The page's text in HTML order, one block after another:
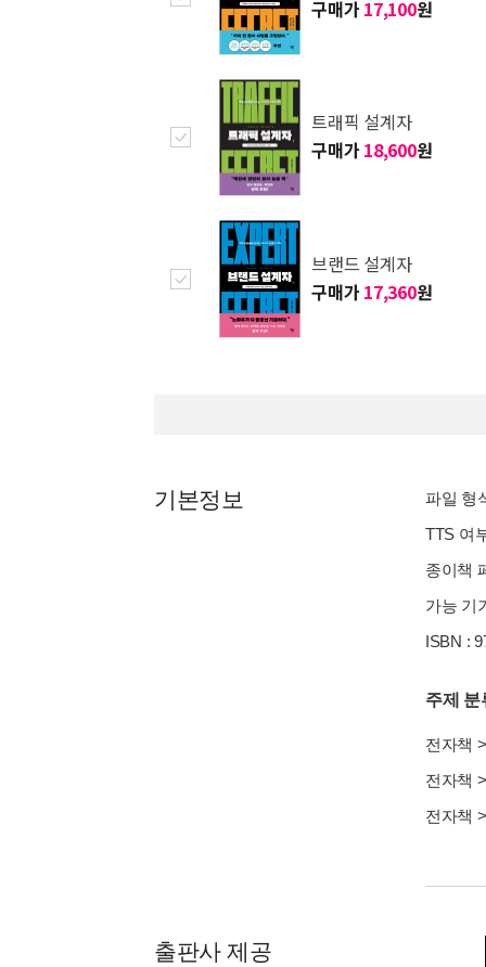
구매가 17,100원
트래픽 설계자
구매가 18,600원
브랜드 설계자
구매가 17,360원
기본정보
파일 형
TTS 여
종이책
가능 기
ISBN :
주제 분
전자책
전자책
전자책
출판사 제공